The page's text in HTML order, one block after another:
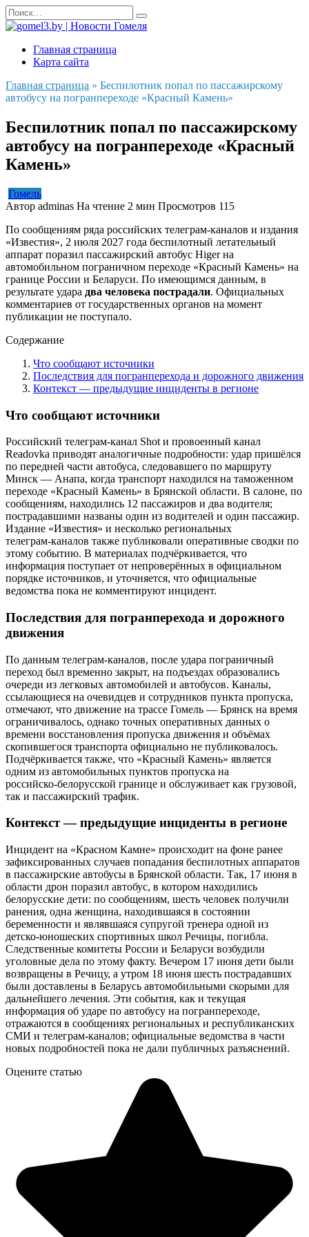
Перейти
к
содержанию
Search
for:
Главная страница
Карта сайта
Главная страница » Беспилотник попал по пассажирскому
автобусу на погранпереходе «Красный Камень»
Беспилотник попал по пассажирскому
автобусу на погранпереходе «Красный
Камень»
Гомель
Автор adminas На чтение 2 мин Просмотров 115
По сообщениям ряда российских телеграм‑каналов и издания
«Известия», 2 июля 2027 года беспилотный летательный
аппарат поразил пассажирский автобус Higer на
автомобильном пограничном переходе «Красный Камень» на
границе России и Беларуси. По имеющимся данным, в
результате удара два человека пострадали. Официальных
комментариев от государственных органов на момент
публикации не поступало.
Содержание
Что сообщают источники
Последствия для погранперехода и дорожного движения
Контекст — предыдущие инциденты в регионе
Что сообщают источники
Российский телеграм‑канал Shot и провоенный канал
Readovka приводят аналогичные подробности: удар пришёлся
по передней части автобуса, следовавшего по маршруту
Минск — Анапа, когда транспорт находился на таможенном
переходе «Красный Камень» в Брянской области. В салоне, по
сообщениям, находились 12 пассажиров и два водителя;
пострадавшими названы один из водителей и один пассажир.
Издание «Известия» и несколько региональных
телеграм‑каналов также публиковали оперативные сводки по
этому событию. В материалах подчёркивается, что
информация поступает от непроверённых в официальном
порядке источников, и уточняется, что официальные
ведомства пока не комментируют инцидент.
Последствия для погранперехода и дорожного
движения
По данным телеграм‑каналов, после удара пограничный
переход был временно закрыт, на подъездах образовались
очереди из легковых автомобилей и автобусов. Каналы,
ссылающиеся на очевидцев и сотрудников пункта пропуска,
отмечают, что движение на трассе Гомель — Брянск на время
ограничивалось, однако точных оперативных данных о
времени восстановления пропуска движения и объёмах
скопившегося транспорта официально не публиковалось.
Подчёркивается также, что «Красный Камень» является
одним из автомобильных пунктов пропуска на
российско‑белорусской границе и обслуживает как грузовой,
так и пассажирский трафик.
Контекст — предыдущие инциденты в регионе
Инцидент на «Красном Камне» происходит на фоне ранее
зафиксированных случаев попадания беспилотных аппаратов
в пассажирские автобусы в Брянской области. Так, 17 июня в
области дрон поразил автобус, в котором находились
белорусские дети: по сообщениям, шесть человек получили
ранения, одна женщина, находившаяся в состоянии
беременности и являвшаяся супругой тренера одной из
детско‑юношеских спортивных школ Речицы, погибла.
Следственные комитеты России и Беларуси возбудили
уголовные дела по этому факту. Вечером 17 июня дети были
возвращены в Речицу, а утром 18 июня шесть пострадавших
были доставлены в Беларусь автомобильными скорыми для
дальнейшего лечения. Эти события, как и текущая
информация об ударе по автобусу на погранпереходе,
отражаются в сообщениях региональных и республиканских
СМИ и телеграм‑каналов; официальные ведомства в части
новых подробностей пока не дали публичных разъяснений.
Оцените статью